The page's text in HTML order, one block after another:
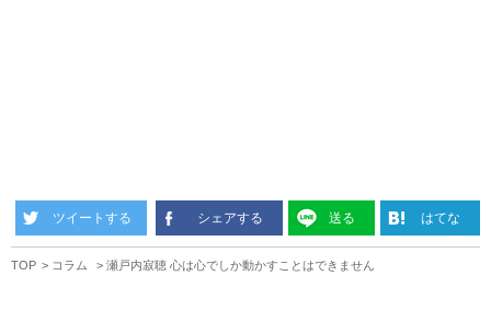
ツイートする シェアする 送る はてな
TOP コラム 瀬戸内寂聴 心は心でしか動かすことはできません